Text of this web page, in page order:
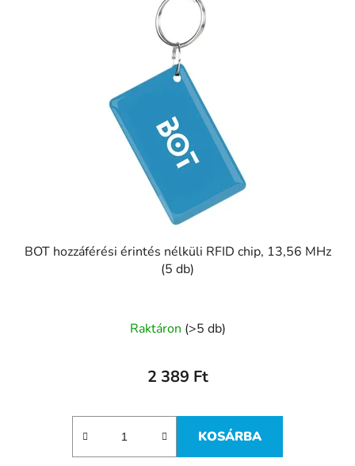
BOT hozzáférési érintés nélküli RFID chip, 13,56 MHz
(5 db)
Raktáron (>5 db)
2 389 Ft
KOSÁRBA